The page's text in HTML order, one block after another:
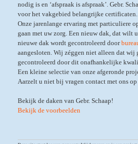
nodig is en ‘afspraak is afspraak’. Gebr.
voor het vakgebied belangrijke
Onze jarenlange ervaring met particuliere
gaan met uw zorg. Een nieuw dak, dat wilt
nieuwe dak wordt gecontroleerd door
aangesloten. Wij zéggen niet alleen dat
gecontroleerd door dit onafhankelijke
Een kleine selectie van onze afgeronde
Aarzelt u niet bij vragen contact met ons
Bekijk de daken van Gebr. Schaap!
Bekijk de voorbeelden